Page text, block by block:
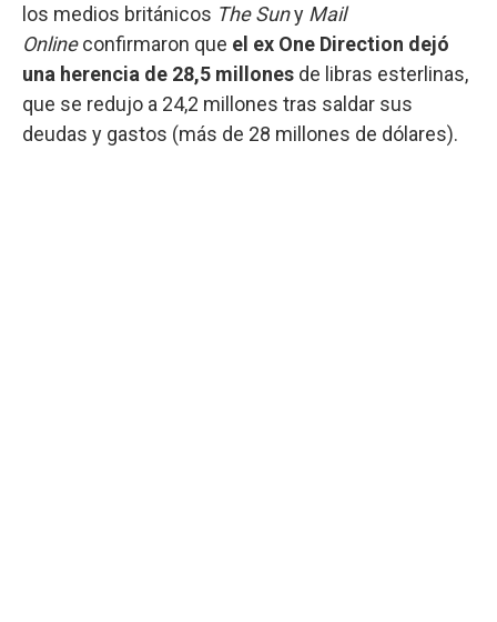
los medios británicos The Suny Mail
Onlineconfirmaron que el ex One Direction dejó
una herencia de 28,5 millones de libras esterlinas,
que se redujo a 24,2 millones tras saldar sus
deudas y gastos (más de 28 millones de dólares).